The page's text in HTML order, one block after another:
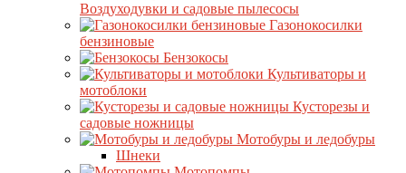
Воздуходувки и садовые пылесосы
Газонокосилки
бензиновые
Бензокосы
Культиваторы и
мотоблоки
Кусторезы и
садовые ножницы
Мотобуры и ледобуры
Шнеки